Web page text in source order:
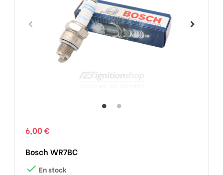
6,00 €
Bosch WR7BC
 En stock